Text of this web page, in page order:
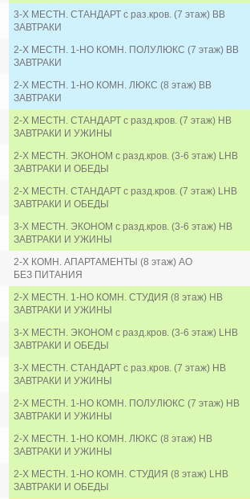
3-Х МЕСТН. СТАНДАРТ с раз.кров. (7 этаж) BB
ЗАВТРАКИ
2-Х МЕСТН. 1-НО КОМН. ПОЛУЛЮКС (7 этаж) BB
ЗАВТРАКИ
2-Х МЕСТН. 1-НО КОМН. ЛЮКС (8 этаж) BB
ЗАВТРАКИ
2-Х МЕСТН. СТАНДАРТ с разд.кров. (7 этаж) HB
ЗАВТРАКИ И УЖИНЫ
2-Х МЕСТН. ЭКОНОМ с разд.кров. (3-6 этаж) LHB
ЗАВТРАКИ И ОБЕДЫ
2-Х МЕСТН. СТАНДАРТ с разд.кров. (7 этаж) LHB
ЗАВТРАКИ И ОБЕДЫ
3-Х МЕСТН. ЭКОНОМ с разд.кров. (3-6 этаж) HB
ЗАВТРАКИ И УЖИНЫ
2-Х КОМН. АПАРТАМЕНТЫ (8 этаж) AO
БЕЗ ПИТАНИЯ
2-Х МЕСТН. 1-НО КОМН. СТУДИЯ (8 этаж) HB
ЗАВТРАКИ И УЖИНЫ
3-Х МЕСТН. ЭКОНОМ с разд.кров. (3-6 этаж) LHB
ЗАВТРАКИ И ОБЕДЫ
3-Х МЕСТН. СТАНДАРТ с раз.кров. (7 этаж) HB
ЗАВТРАКИ И УЖИНЫ
2-Х МЕСТН. 1-НО КОМН. ПОЛУЛЮКС (7 этаж) HB
ЗАВТРАКИ И УЖИНЫ
2-Х МЕСТН. 1-НО КОМН. ЛЮКС (8 этаж) HB
ЗАВТРАКИ И УЖИНЫ
2-Х МЕСТН. 1-НО КОМН. СТУДИЯ (8 этаж) LHB
ЗАВТРАКИ И ОБЕДЫ